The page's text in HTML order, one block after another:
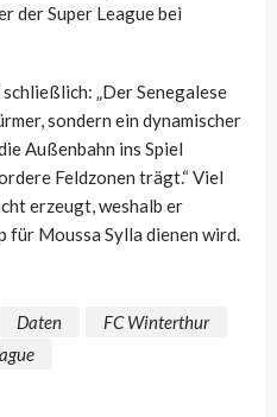
der Super League bei
„Der Senegalese
sondern ein dynamischer
Außenbahn ins Spiel
Feldzonen trägt.“ Viel
erzeugt, weshalb er
für Moussa Sylla dienen wird.
Daten
FC Winterthur